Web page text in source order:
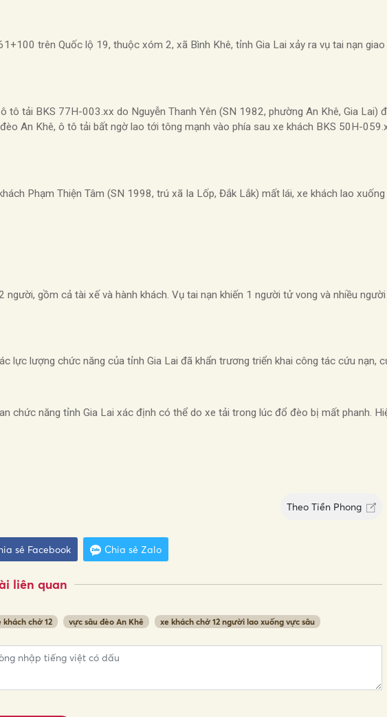
trên Quốc lộ 19, thuộc xóm 2, xã Bình Khê, tỉnh Gia Lai xảy ra vụ tai nạn
tô tải BKS 77H-003.xx do Nguyễn Thanh Yên (SN 1982, phường An Khê, Gia Lai)
An Khê, ô tô tải bất ngờ lao tới tông mạnh vào phía sau xe khách BKS 50H-
Phạm Thiện Tâm (SN 1998, trú xã Ia Lốp, Đắk Lắk) mất lái, xe khách lao
người, gồm cả tài xế và hành khách. Vụ tai nạn khiến 1 người tử vong và nhiều
lực lượng chức năng của tỉnh Gia Lai đã khẩn trương triển khai công tác cứu nạn,
chức năng tỉnh Gia Lai xác định có thể do xe tải trong lúc đổ đèo bị mất phanh.
Theo Tiền Phong
sẻ Facebook Chia sẻ Zalo
liên quan
khách chở 12 vực sâu đèo An Khê xe khách chở 12 người lao xuống vực sâu